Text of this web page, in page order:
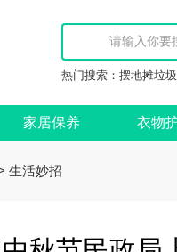
热门搜索： 摆地摊垃
家居保养 衣物
生活妙招